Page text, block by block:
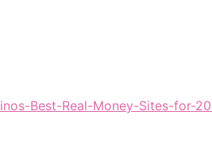
Best-Real-Money-Sites-for-